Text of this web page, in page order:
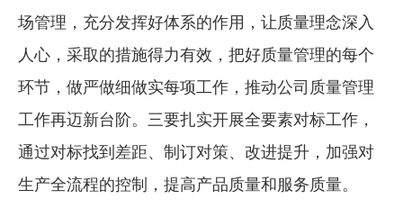
场管理，充分发挥好体系的作用，让质量理念深入
人心，采取的措施得力有效，把好质量管理的每个
环节，做严做细做实每项工作，推动公司质量管理
工作再迈新台阶。三要扎实开展全要素对标工作，
通过对标找到差距、制订对策、改进提升，加强对
生产全流程的控制，提高产品质量和服务质量。